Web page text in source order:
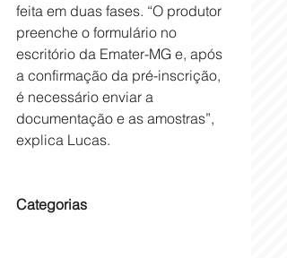
feita em duas fases. “O produtor
preenche o formulário no
escritório da Emater-MG e, após
a confirmação da pré-inscrição,
é necessário enviar a
documentação e as amostras”,
explica Lucas.
Categorias